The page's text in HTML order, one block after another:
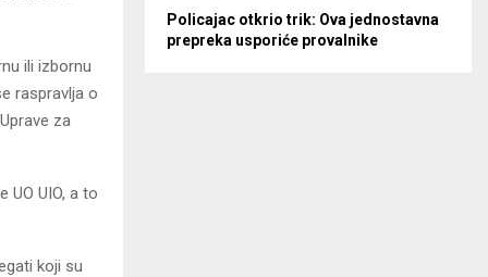
ili izbornu
raspravlja o
za
UO UIO, a to
koji su
Policajac otkrio trik: Ova jednostavna
prepreka usporiće provalnike